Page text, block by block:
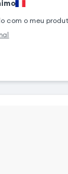
seu
com o meu